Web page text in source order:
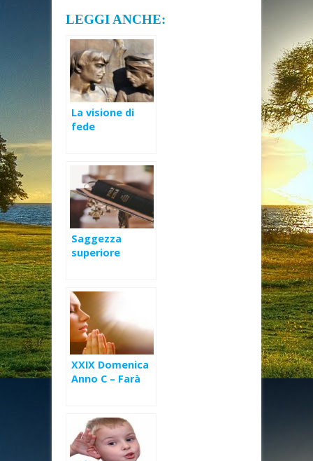
LEGGI ANCHE:
La visione di
fede
Saggezza
superiore
XXIX Domenica
Anno C – Farà